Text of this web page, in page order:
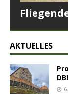
AKTUELLES